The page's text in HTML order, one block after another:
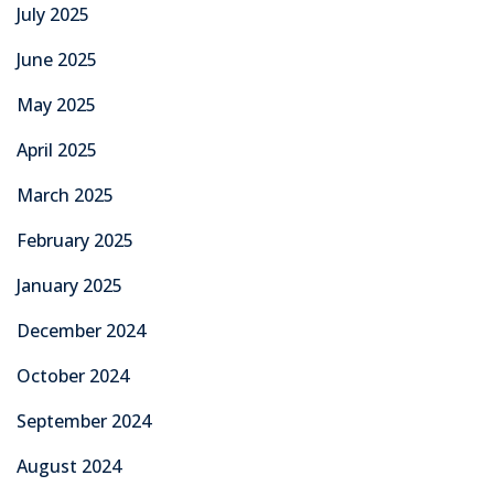
July 2025
June 2025
May 2025
April 2025
March 2025
February 2025
January 2025
December 2024
October 2024
September 2024
August 2024